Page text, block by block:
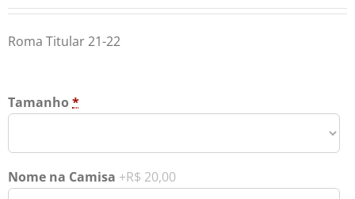
Roma Titular 21-22
Tamanho *
Nome na Camisa +R$ 20,00